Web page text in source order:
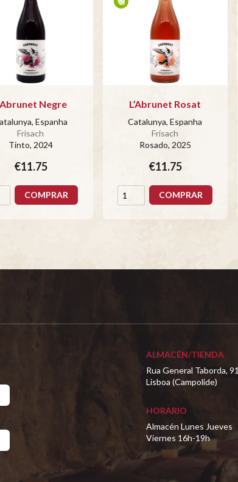
Negre
Espanha
Frisach
Tinto, 2024
€11.75
COMPRAR
L’Abrunet Rosat
Catalunya, Espanha
Frisach
Rosado, 2025
€11.75
COMPRAR
ALMACÉN/TIENDA
Rua General Taborda, 91
Lisboa (Campolide)
HORARIO
Almacén Lunes Jueves
Viernes 16h-19h